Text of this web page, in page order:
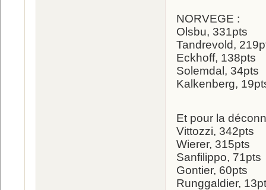
NORVEGE :
Olsbu, 331pts
Tandrevold,
Eckhoff, 138pts
Solemdal, 34pts
Kalkenberg,
Et pour la
Vittozzi, 342pts
Wierer, 315pts
Sanfilippo, 71pts
Gontier, 60pts
Runggaldier,